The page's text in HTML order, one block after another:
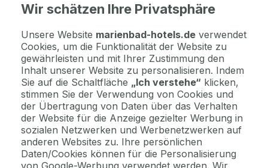
Kontaktdaten. Unterkunftsbedingungen und andere...
Als Geschenk kaufen
Machen Sie Freude mit einem Geschenkvoucher
Jetzt bezahlen Sie gar nichts.
Die Zahlungsmodalitäten erhalten Sie zusammen mit dem Angebot
per E-Mail.
Wir schätzen Ihre Privatsphäre
Unsere Website marienbad-hotels.de verwendet
Cookies, um die Funktionalität der Website zu
gewährleisten und mit Ihrer Zustimmung den
Inhalt unserer Website zu personalisieren. Indem
Sie auf die Schaltfläche „Ich verstehe“ klicken,
stimmen Sie der Verwendung von Cookies und
der Übertragung von Daten über das Verhalten
der Website für die Anzeige gezielter Werbung in
sozialen Netzwerken und Werbenetzwerken auf
anderen Websites zu. Ihre persönlichen
Daten/Cookies können für die Personalisierung
von Google-Werbung verwendet werden. Wir